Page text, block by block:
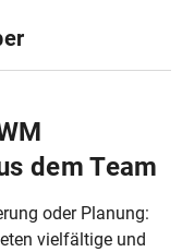
dem Team
oder Planung:
vielfältige und